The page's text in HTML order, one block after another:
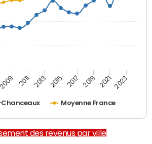
Moyenne France
2009 2011 2013 2015 2017 2019 2021 2023
des revenus par ville